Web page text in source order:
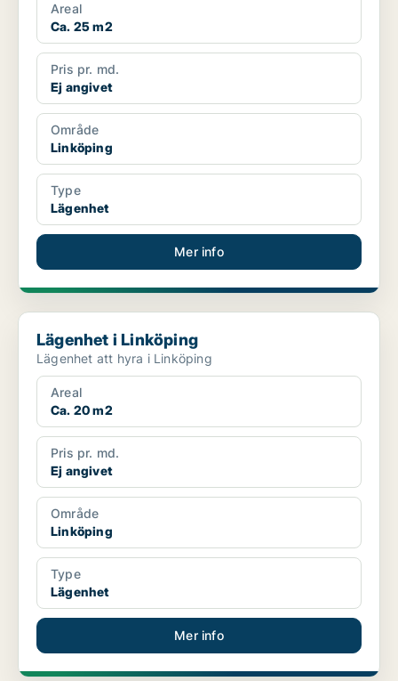
Areal
Ca. 25 m2
Pris pr. md.
Ej angivet
Område
Linköping
Type
Lägenhet
Mer info
Lägenhet i Linköping
Lägenhet i Linköping
Lägenhet att hyra i Linköping
Areal
Ca. 20 m2
Pris pr. md.
Ej angivet
Område
Linköping
Type
Lägenhet
Mer info